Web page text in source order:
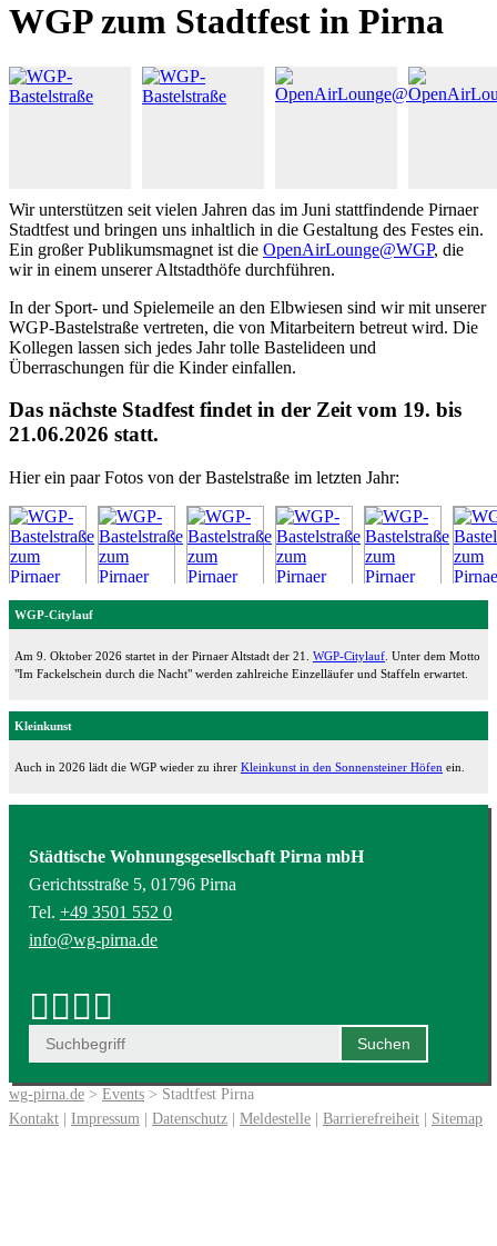
WGP zum Stadtfest in Pirna
Wir unterstützen seit vielen Jahren das im Juni stattfindende Pirnaer
Stadtfest und bringen uns inhaltlich in die Gestaltung des Festes ein.
Ein großer Publikumsmagnet ist die OpenAirLounge@WGP, die
wir in einem unserer Altstadthöfe durchführen.
In der Sport- und Spielemeile an den Elbwiesen sind wir mit unserer
WGP-Bastelstraße vertreten, die von Mitarbeitern betreut wird. Die
Kollegen lassen sich jedes Jahr tolle Bastelideen und
Überraschungen für die Kinder einfallen.
Das nächste Stadfest findet in der Zeit vom 19. bis
21.06.2026 statt.
Hier ein paar Fotos von der Bastelstraße im letzten Jahr:
WGP-Citylauf
Am 9. Oktober 2026 startet in der Pirnaer Altstadt der 21. WGP-Citylauf . Unter dem Motto
"Im Fackelschein durch die Nacht" werden zahlreiche Einzelläufer und Staffeln erwartet.
Kleinkunst
Auch in 2026 lädt die WGP wieder zu ihrer Kleinkunst in den Sonnensteiner Höfen ein.
Städtische Wohnungsgesellschaft Pirna mbH
Gerichtsstraße 5, 01796 Pirna
Tel. +49 3501 552 0
info@wg-pirna.de
wg-pirna.de > Events > Stadtfest Pirna
Kontakt
Impressum Datenschutz Meldestelle Barrierefreiheit Sitemap